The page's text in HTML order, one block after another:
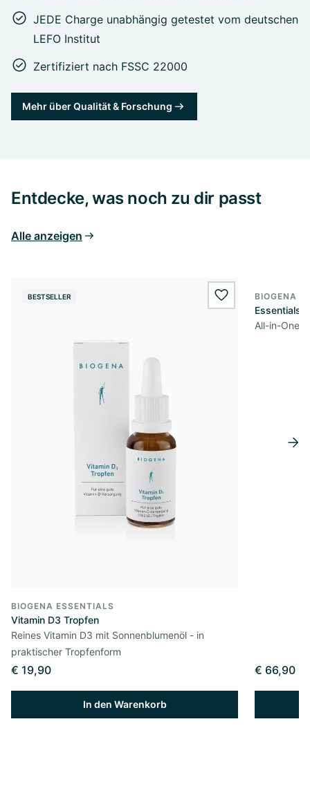
JEDE Charge unabhängig getestet vom deutschen
LEFO Institut
Zertifiziert nach FSSC 22000
Mehr über Qualität & Forschung
Entdecke, was noch zu dir passt
Alle anzeigen
BESTSELLER wishlist.add
BIOGENA ESSENTIALS
Vitamin D3 Tropfen
Reines Vitamin D3 mit Sonnenblumenöl - in
praktischer Tropfenform
€ 19,90
In den Warenkorb
BIOGENA
Essentials
All-in-One
€ 66,90